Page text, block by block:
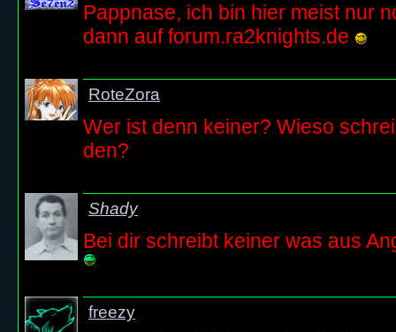
Pappnase, ich bin hier meist nur
dann auf forum.ra2knights.de
RoteZora
Wer ist denn keiner? Wieso
den?
Shady
Bei dir schreibt keiner was aus
freezy